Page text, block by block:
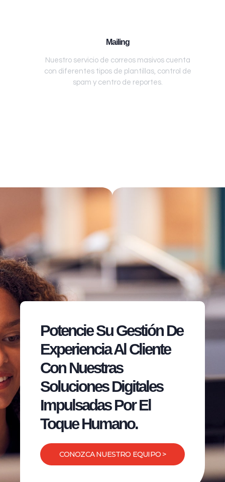
Mailing
Nuestro servicio de correos masivos cuenta
con diferentes tipos de plantillas, control de
spam y centro de reportes.
Potencie Su Gestión De
Experiencia Al Cliente
Con Nuestras
Soluciones Digitales
Impulsadas Por El
Toque Humano.
CONOZCA NUESTRO EQUIPO >